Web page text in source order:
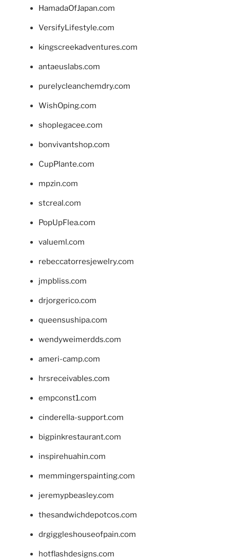
HamadaOfJapan.com
VersifyLifestyle.com
kingscreekadventures.com
antaeuslabs.com
purelycleanchemdry.com
WishOping.com
shoplegacee.com
bonvivantshop.com
CupPlante.com
mpzin.com
stcreal.com
PopUpFlea.com
valueml.com
rebeccatorresjewelry.com
jmpbliss.com
drjorgerico.com
queensushipa.com
wendyweimerdds.com
ameri-camp.com
hrsreceivables.com
empconst1.com
cinderella-support.com
bigpinkrestaurant.com
inspirehuahin.com
memmingerspainting.com
jeremypbeasley.com
thesandwichdepotcos.com
drgiggleshouseofpain.com
hotflashdesigns.com